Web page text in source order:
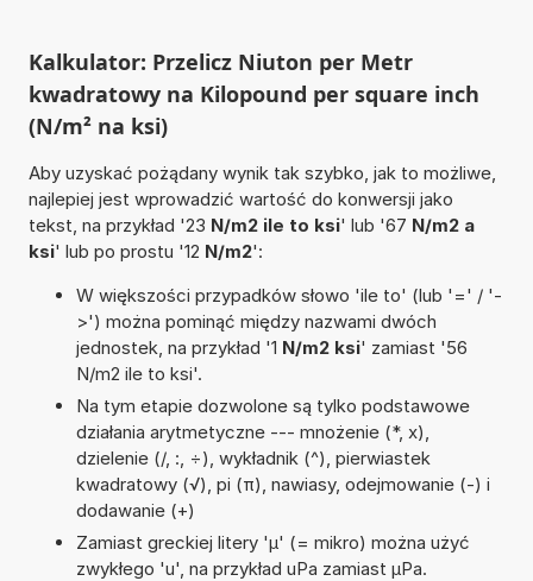
Kalkulator: Przelicz Niuton per Metr
kwadratowy na Kilopound per square inch
(N/m² na ksi)
Aby uzyskać pożądany wynik tak szybko, jak to możliwe,
najlepiej jest wprowadzić wartość do konwersji jako
tekst, na przykład '23 N/m2 ile to ksi' lub '67 N/m2 a
ksi' lub po prostu '12 N/m2':
W większości przypadków słowo 'ile to' (lub '=' / '-
>') można pominąć między nazwami dwóch
jednostek, na przykład '1 N/m2 ksi' zamiast '56
N/m2 ile to ksi'.
Na tym etapie dozwolone są tylko podstawowe
działania arytmetyczne --- mnożenie (*, x),
dzielenie (/, :, ÷), wykładnik (^), pierwiastek
kwadratowy (√), pi (π), nawiasy, odejmowanie (-) i
dodawanie (+)
Zamiast greckiej litery 'µ' (= mikro) można użyć
zwykłego 'u', na przykład uPa zamiast µPa.